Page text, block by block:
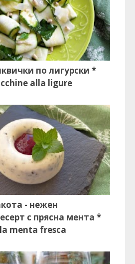
по лигурски *
alla ligure
- нежен
с прясна мента *
menta fresca